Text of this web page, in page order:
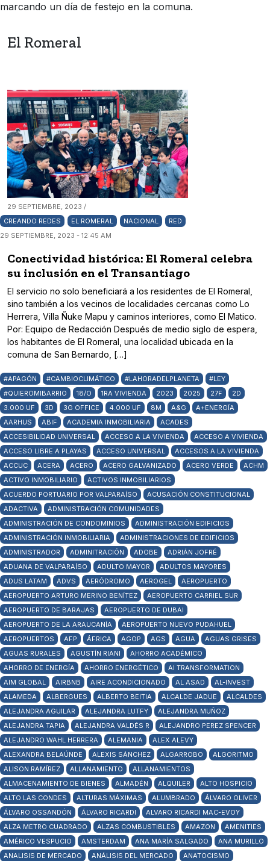
marcando un día de festejo en la comuna.
El Romeral
29 SEPTIEMBRE, 2023 /
CREANDO REDES
EL ROMERAL NACIONAL
RED
29 SEPTIEMBRE, 2023 - 12:45 AM
Conectividad histórica: El Romeral celebra
su inclusión en el Transantiago
El servicio no solo beneficiará a los residentes de El Romeral,
sino también a los vecinos de localidades cercanas como Lo
Herrera, Villa Ñuke Mapu y caminos interiores, como El Matico.
Por: Equipo de Redacción Después de medio siglo de espera,
los habitantes de El Romeral, una localidad ubicada en la
comuna de San Bernardo, […]
#APAGÓN #CAMBIOCLIMÁTICO #LAHORADELPLANETA
#LEY
#QUIEROMIBARRIO
18/O 1RA VIVIENDA 2023 2025 27F
2D
3.000 UF
3D 3G OFFICE 4.000 UF 8M A&G
A+ENERGÍA
AARHUS
ABIF ACADEMIA INMOBILIARIA
ACADES
ACCESIBILIDAD UNIVERSAL
ACCESO A LA VIVIENDA
ACCESO A VIVIENDA
ACCESO LIBRE A PLAYAS
ACCESO UNIVERSAL
ACCESOS A LA VIVIENDA
ACCUC
ACERA ACERO ACERO GALVANIZADO ACERO VERDE
ACHM
ACTIVO INMOBILIARIO
ACTIVOS INMOBILIARIOS
ACUERDO PORTUARIO POR VALPARAÍSO
ACUSACIÓN CONSTITUCIONAL
ADACTIVA
ADMINISTRACIÓN COMUNIDADES
ADMINISTRACIÓN DE CONDOMINIOS
ADMINISTRACIÓN EDIFICIOS
ADMINISTRACIÓN INMOBILIARIA
ADMINISTRACIONES DE EDIFICIOS
ADMINISTRADOR
ADMINITRACIÓN ADOBE
ADRIÁN JOFRÉ
ADUANA DE VALPARAÍSO
ADULTO MAYOR
ADULTOS MAYORES
ADUS LATAM
ADVS AERÓDROMO AEROGEL
AEROPUERTO
AEROPUERTO ARTURO MERINO BENÍTEZ
AEROPUERTO CARRIEL SUR
AEROPUERTO DE BARAJAS
AEROPUERTO DE DUBAI
AEROPUERTO DE LA ARAUCANÍA
AEROPUERTO NUEVO PUDAHUEL
AEROPUERTOS
AFP ÁFRICA AGOP AGS AGUA
AGUAS GRISES
AGUAS RURALES
AGUSTÍN RIANI
AHORRO ACADÉMICO
AHORRO DE ENERGÍA
AHORRO ENERGÉTICO
AI TRANSFORMATION
AIM GLOBAL
AIRBNB AIRE ACONDICIONADO AL ASAD
AL-INVEST
ALAMEDA
ALBERGUES ALBERTO BEITIA ALCALDE JADUE
ALCALDES
ALEJANDRA AGUILAR
ALEJANDRA LUTFY
ALEJANDRA MUÑOZ
ALEJANDRA TAPIA
ALEJANDRA VALDÉS R
ALEJANDRO PEREZ SPENCER
ALEJANDRO WAHL HERRERA
ALEMANIA
ALEX ALEVY
ALEXANDRA BELAÚNDE
ALEXIS SÁNCHEZ ALGARROBO
ALGORITMO
ALISON RAMÍREZ
ALLANAMIENTO
ALLANAMIENTOS
ALMACENAMIENTO DE BIENES
ALMADÉN ALQUILER
ALTO HOSPICIO
ALTO LAS CONDES
ALTURAS MÁXIMAS ALUMBRADO
ÁLVARO OLIVER
ÁLVARO OSSANDÓN
ÁLVARO RICARDI
ALVARO RICARDI MAC-EVOY
ALZA METRO CUADRADO
ALZAS COMBUSTIBLES AMAZON
AMENITIES
AMÉRICO VESPUCIO
AMSTERDAM ANA MARÍA SALGADO
ANA MURILLO
ANALISIS DE MERCADO
ANÁLISIS DEL MERCADO
ANATOCISMO